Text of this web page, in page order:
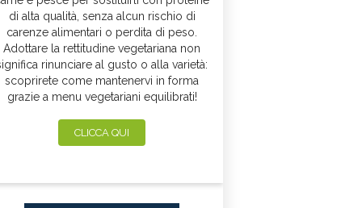
di alta qualità, senza alcun rischio di
carenze alimentari o perdita di peso.
Adottare la rettitudine vegetariana non
rinunciare al gusto o alla varietà:
scoprirete come mantenervi in forma
grazie a menu vegetariani equilibrati!
CLICCA QUI